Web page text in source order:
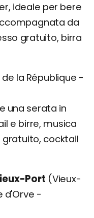
ideale per bere
da
gratuito, birra
de la République -
una serata in
e birre, musica
gratuito, cocktail
Port (Vieux-
d'Orve -